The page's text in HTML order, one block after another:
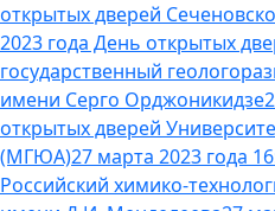
открытых дверей
2023 года День открытых
государственный
имени Серго Орджоникидзе
открытых дверей
(МГЮА)27 марта 2023 года
Российский химико-